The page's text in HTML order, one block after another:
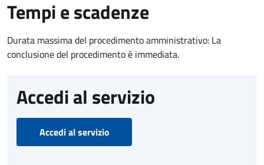
Tempi e scadenze
Durata massima del procedimento amministrativo: La
conclusione del procedimento è immediata.
Accedi al servizio
Accedi al servizio